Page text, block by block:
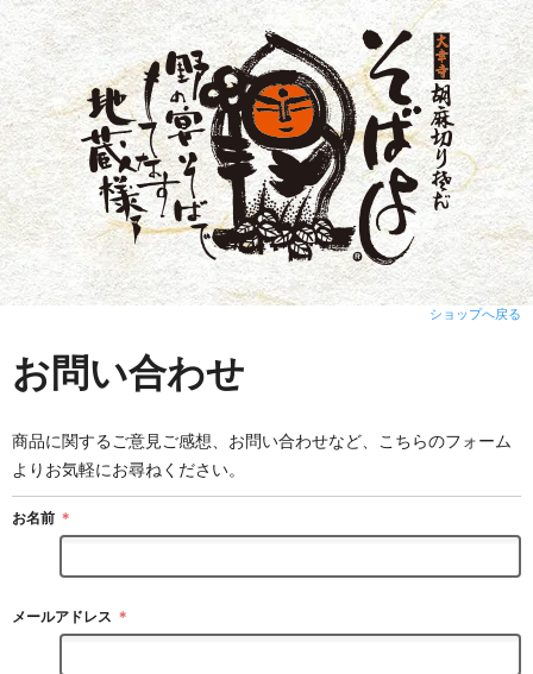
ショップへ戻る
お問い合わせ
商品に関するご意見ご感想、お問い合わせなど、こちらのフォーム
よりお気軽にお尋ねください。
お名前 ＊
メールアドレス ＊